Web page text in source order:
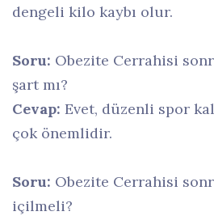
dengeli kilo kaybı olur.
Soru: Obezite Cerrahisi
şart mı?
Cevap: Evet, düzenli spor
çok önemlidir.
Soru: Obezite Cerrahisi
içilmeli?